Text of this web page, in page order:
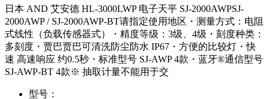
日本 AND 艾安德 HL-3000LWP 电子天平 SJ-2000AWPSJ-
2000AWP / SJ-2000AWP-BT请指定使用地区・测量方式：电阻
式线性（负载传感器式）・精度等级：3级、4级・刻度种类：
多刻度・贾巴贾巴可清洗防尘防水 IP67・方便的比较灯・快
速 高速响应 约0.5秒・标准型号 SJ-AWP 4款・蓝牙®通信型号
SJ-AWP-BT 4款※ 抽取计量不能用于交
型号：